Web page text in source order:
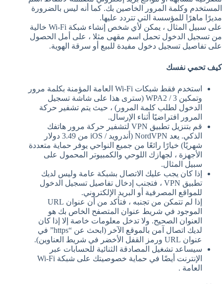
المستخدم وكلمة المرور الخاصين بك. كما أنه ليس بالضرورة
مديرًا ماهرًا للمؤسسة التي تتردد عليها.
على سبيل المثال ، يمكن لأي شخص إنشاء شبكة Wi-Fi خالية
من تسجيل الدخول تحمل اسم مقهى مثلا ، على أمل الحصول
على تفاصيل تسجيل دخول مفيدة للبيع أو سرقة الهوية.
كيف تحمي نفسك
استخدم فقط شبكات Wi-Fi العامة المؤمنة بكلمة مرور
وتمكين WPA2 / 3 (سترى هذا على شاشة تسجيل
الدخول لطلب كلمة المرور) ، حيث يتم تشفير حركة
المرور افتراضيًا أثناء الإرسال.
قم بتنزيل تطبيق VPN لتشفير حركة مرور هاتفك
الذكي. يعد NordVPN (أندرويد / iOS من 3.49 دولار
شهريًا) خيارًا رائعًا من جميع النواحي يوفر حماية متعددة
الأجهزة ، لجهازك اللوحي والكمبيوتر المحمول على
سبيل المثال.
إذا كان يجب عليك الاتصال بشبكة عامة وليس لديك
تطبيق VPN ، فتجنب إدخال تفاصيل تسجيل الدخول
للمواقع المصرفية أو البريد الإلكتروني.
إذا لم تتمكن من تجنبه ، فتأكد من أن عنوان URL
الموجود في شريط عنوان المتصفح الخاص بك هو
العنوان الصحيح. ولا تدخل معلومات خاصة إلا إذا كان
لديك اتصال آمن بالموقع الآخر (ابحث عن “https” في
عنوان URL ورمز القفل الأخضر في شريط العناوين).
سيساعد تشغيل المصادقة الثنائية للحسابات عبر
الإنترنت أيضًا في حماية خصوصيتك على شبكة Wi-Fi
العامة .